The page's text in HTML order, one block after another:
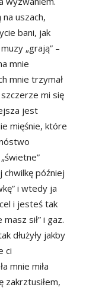
uszach,
bani, jak
„grają” –
mnie
mnie trzymał
mi się
jest
mięśnie, które
chwilkę później
i wtedy ja
i jesteś tak
sił” i gaz.
dłużyły jakby
ci
mnie miła
zakrztusiłem,